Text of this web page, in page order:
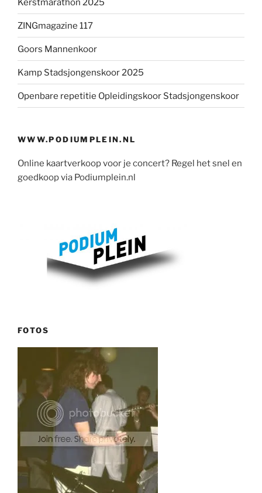
Kerstmarathon 2025
ZINGmagazine 117
Goors Mannenkoor
Kamp Stadsjongenskoor 2025
Openbare repetitie Opleidingskoor Stadsjongenskoor
WWW.PODIUMPLEIN.NL
Online kaartverkoop voor je concert? Regel het snel en
goedkoop via Podiumplein.nl
FOTOS